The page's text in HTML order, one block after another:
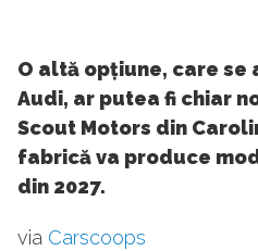
O altă opțiune, care se
Audi, ar putea fi chiar
Scout Motors din
fabrică va produce
din 2027.
via Carscoops